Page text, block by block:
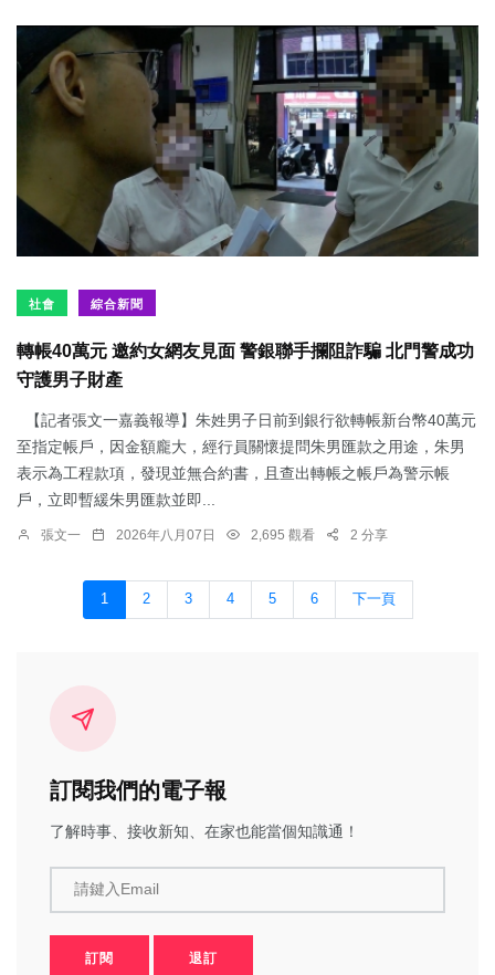
社會 綜合新聞
轉帳40萬元 邀約女網友見面 警銀聯手攔阻詐騙 北門警成功
守護男子財產
【記者張文一嘉義報導】朱姓男子日前到銀行欲轉帳新台幣40萬元
至指定帳戶，因金額龐大，經行員關懷提問朱男匯款之用途，朱男
表示為工程款項，發現並無合約書，且查出轉帳之帳戶為警示帳
戶，立即暫緩朱男匯款並即...
張文一 2026年八月07日 2,695 觀看 2 分享
1 2 3 4 5 6 下一頁
訂閱我們的電子報
了解時事、接收新知、在家也能當個知識通！
請鍵入Email
訂閱 退訂